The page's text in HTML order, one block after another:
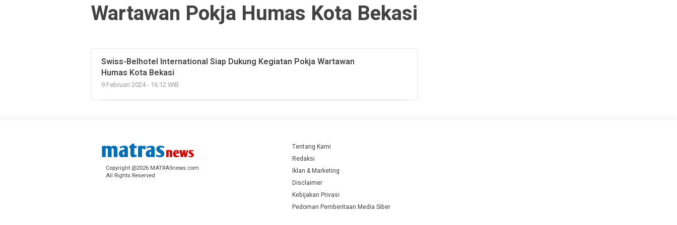
Wartawan Pokja Humas Kota Bekasi
Swiss-Belhotel International Siap Dukung Kegiatan Pokja Wartawan
Humas Kota Bekasi
9 Februari 2024 - 16:12 WIB
Copyright @2026 MATRASnews.com
All Rights Reserved
Tentang Kami
Redaksi
Iklan & Marketing
Disclaimer
Kebijakan Privasi
Pedoman Pemberitaan Media Siber